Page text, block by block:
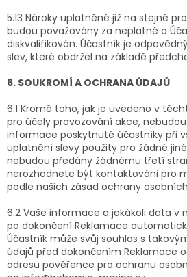
5.13 Nároky uplatněné již na stejné
budou považovány za neplatné a
diskvalifikován. Účastník je
slev, které obdržel na základě
6. SOUKROMÍ A OCHRANA ÚDAJŮ
6.1 Kromě toho, jak je uvedeno v
pro účely provozování akce,
informace poskytnuté účastníky při
uplatnění slevy použity pro žádné
nebudou předány žádnému třetí
nerozhodnete být kontaktováni pro
podle našich zásad ochrany
6.2 Vaše informace a jakákoli data v
po dokončení Reklamace
Účastník může svůj souhlas s
údajů před dokončením Reklamace
adresu pověřence pro ochranu